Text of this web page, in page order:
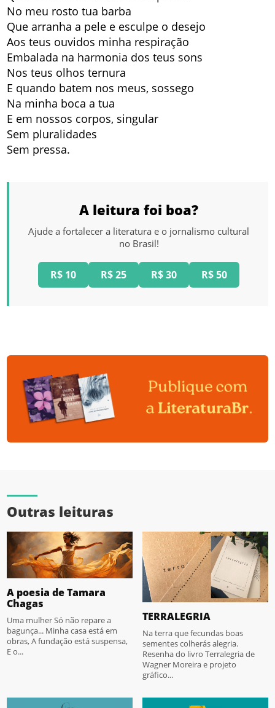
No meu rosto tua barba
Que arranha a pele e esculpe o desejo
Aos teus ouvidos minha respiração
Embalada na harmonia dos teus sons
Nos teus olhos ternura
E quando batem nos meus, sossego
Na minha boca a tua
E em nossos corpos, singular
Sem pluralidades
Sem pressa.
A leitura foi boa?
Ajude a fortalecer a literatura e o jornalismo cultural
no Brasil!
R$ 10 R$ 25 R$ 30 R$ 50
Outras leituras
A poesia de Tamara
Chagas
Uma mulher Só não repare a
bagunça... Minha casa está em
obras, A fundação está suspensa,
E o...
TERRALEGRIA
Na terra que fecundas boas
sementes colherás alegria.
Resenha do livro Terralegria de
Wagner Moreira e projeto
gráfico...